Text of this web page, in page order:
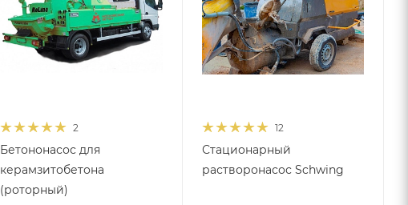
2
Бетононасос для
керамзитобетона
(роторный)
12
Стационарный
растворонасос Schwing